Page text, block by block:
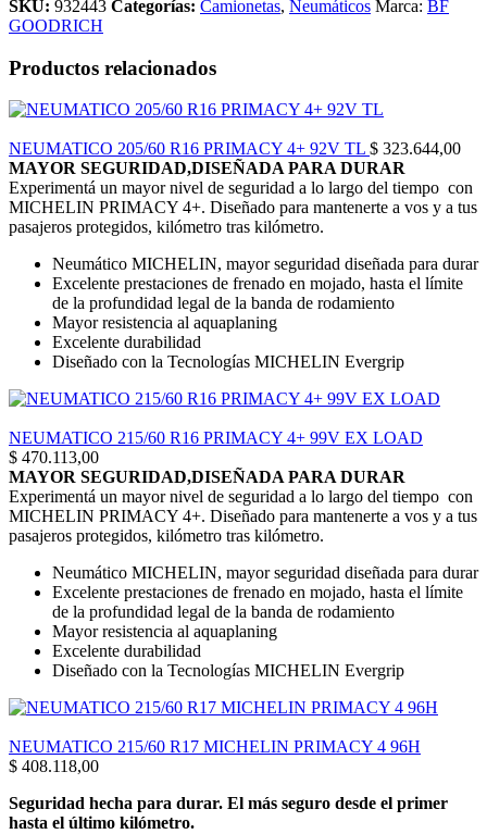
Goma especial para uso off-road; escultura que distribuye mejor los
Hombro con tacos de goma diferentes y alternados, barras
SKU: 932443 Categorías: Camionetas, Neumáticos Marca: BF
GOODRICH
Productos relacionados
NEUMATICO 205/60 R16 PRIMACY 4+ 92V TL $ 323.644,00
MAYOR SEGURIDAD,DISEÑADA PARA DURAR
Experimentá un mayor nivel de seguridad a lo largo del tiempo con
MICHELIN PRIMACY 4+. Diseñado para mantenerte a vos y a tus
pasajeros protegidos, kilómetro tras kilómetro.
Neumático MICHELIN, mayor seguridad diseñada para durar
Excelente prestaciones de frenado en mojado, hasta el límite
de la profundidad legal de la banda de rodamiento
Mayor resistencia al aquaplaning
Excelente durabilidad
Diseñado con la Tecnologías MICHELIN Evergrip
NEUMATICO 215/60 R16 PRIMACY 4+ 99V EX LOAD
$ 470.113,00
MAYOR SEGURIDAD,DISEÑADA PARA DURAR
Experimentá un mayor nivel de seguridad a lo largo del tiempo con
MICHELIN PRIMACY 4+. Diseñado para mantenerte a vos y a tus
pasajeros protegidos, kilómetro tras kilómetro.
Neumático MICHELIN, mayor seguridad diseñada para durar
Excelente prestaciones de frenado en mojado, hasta el límite
de la profundidad legal de la banda de rodamiento
Mayor resistencia al aquaplaning
Excelente durabilidad
Diseñado con la Tecnologías MICHELIN Evergrip
NEUMATICO 215/60 R17 MICHELIN PRIMACY 4 96H
$ 408.118,00
Seguridad hecha para durar. El más seguro desde el primer
hasta el último kilómetro.